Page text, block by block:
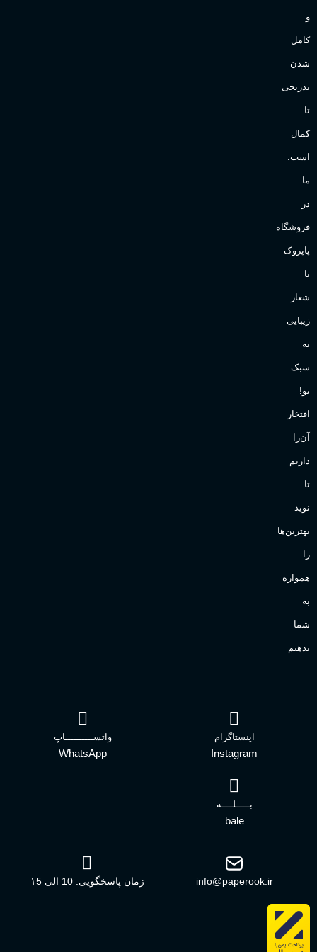
و
کامل
شدن
تدریجی
تا
کمال
است.
ما
در
فروشگاه
پاپروک
با
شعار
زیبایی
به
سبک
نو!
افتخار
آن‌را
داریم
تا
نوید
بهترین‌ها
را
همواره
به
شما
بدهیم
اینستاگرام
Instagram
واتســــــــــاپ
WhatsApp
بـــــلــــه
bale
info@paperook.ir زمان پاسخگویی: 10 الی ۱5